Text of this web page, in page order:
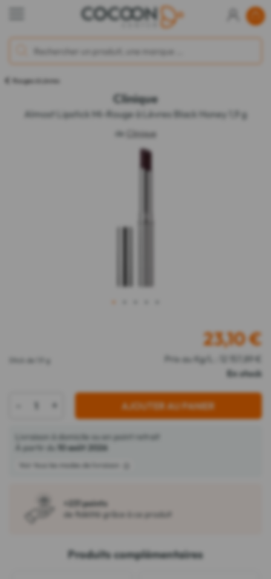
Rouges à Lèvres
Clinique
Almost Lipstick Mi-Rouge à Lèvres Black Honey 1,9 g
de Clinique
1
Stick de 1.9 g
23,10€
Prix au Kg/L : 12 157,89 €
En stock
+ AJOUTER AU PANIER
Livraison à domicile ou en point retrait
À partir du
10 août 2026
Voir tous les modes de livraison
+231 points
de fidélité grâce à ce produit
Produits complémentaires